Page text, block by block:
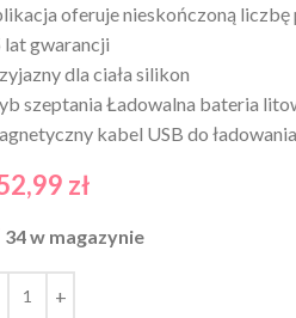
oferuje nieskończoną
lat gwarancji
dla ciała silikon
szeptania Ładowalna bateria
kabel USB do
zł
34 w magazynie